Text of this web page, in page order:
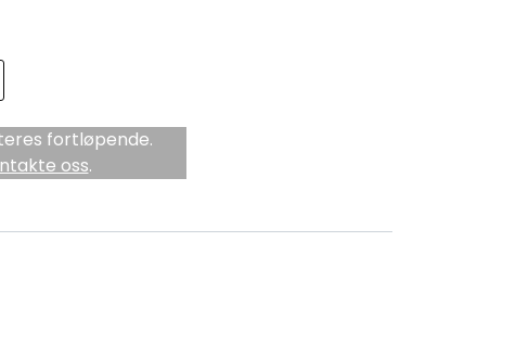
fortløpende.
oss.